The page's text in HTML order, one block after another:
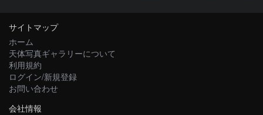
サイトマップ
ホーム
天体写真ギャラリーについて
利用規約
ログイン/新規登録
お問い合わせ
会社情報